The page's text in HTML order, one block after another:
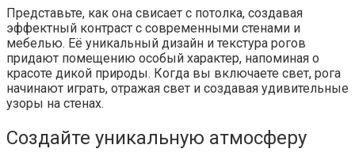
Представьте, как она свисает с потолка, создавая
эффектный контраст с современными стенами и
мебелью. Её уникальный дизайн и текстура рогов
придают помещению особый характер, напоминая о
красоте дикой природы. Когда вы включаете свет, рога
начинают играть, отражая свет и создавая удивительные
узоры на стенах.
Создайте уникальную атмосферу